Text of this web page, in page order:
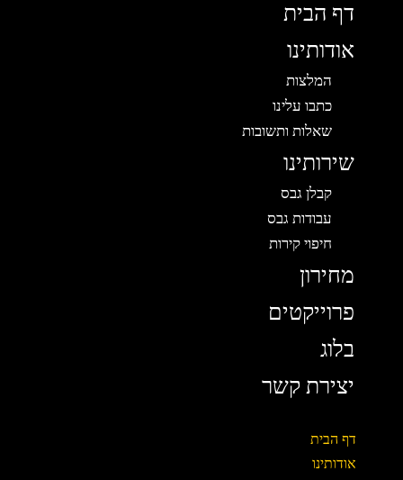
דף הבית
אודותינו
המלצות
כתבו עלינו
שאלות ותשובות
שירותינו
קבלן גבס
עבודות גבס
חיפוי קירות
מחירון
פרוייקטים
בלוג
יצירת קשר
דף הבית
אודותינו